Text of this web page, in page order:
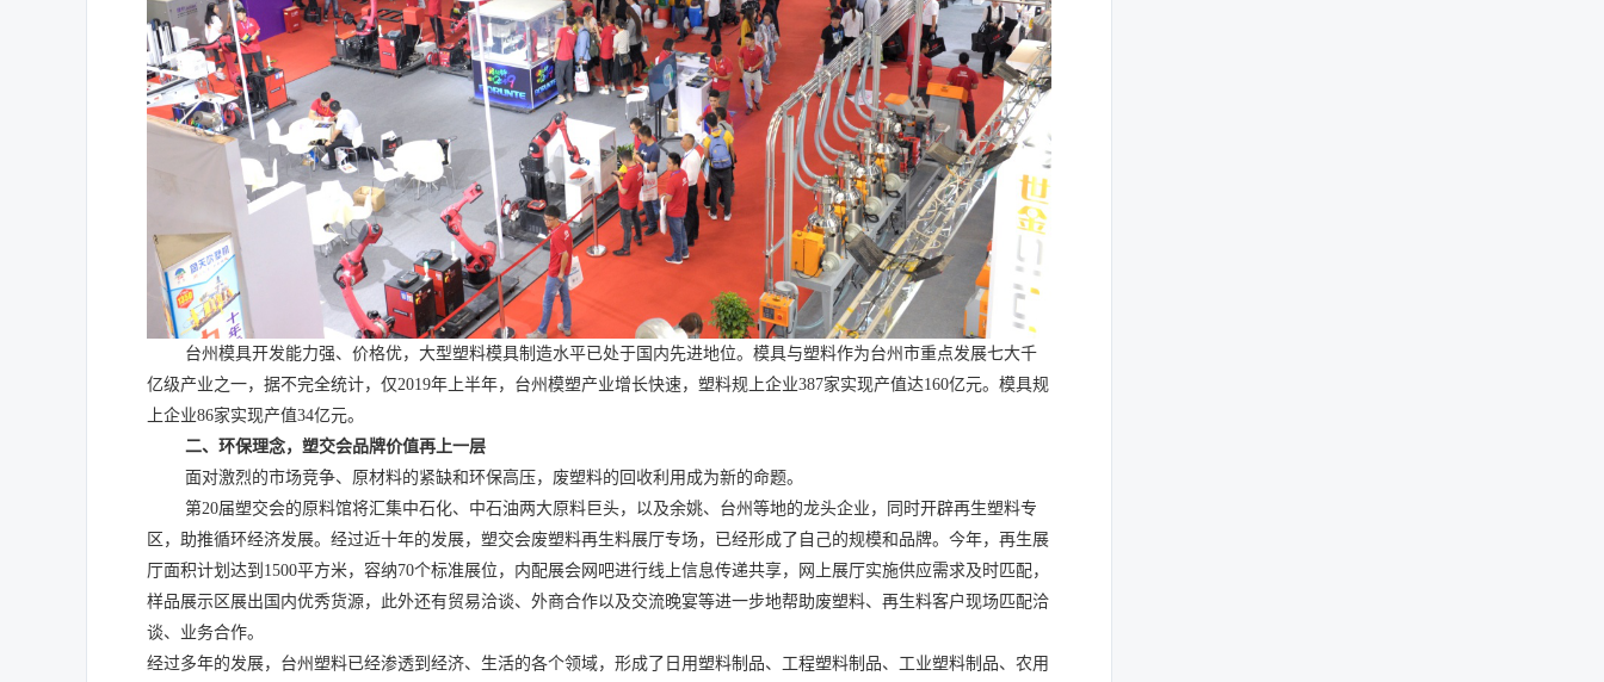
台州模具开发能力强、价格优，大型塑料模具制造水平已处于国内先进地位。模具与塑料作为台州市重点发展七大千
亿级产业之一，据不完全统计，仅2019年上半年，台州模塑产业增长快速，塑料规上企业387家实现产值达160亿元。模具规
上企业86家实现产值34亿元。
二、环保理念，塑交会品牌价值再上一层
面对激烈的市场竞争、原材料的紧缺和环保高压，废塑料的回收利用成为新的命题。
第20届塑交会的原料馆将汇集中石化、中石油两大原料巨头，以及余姚、台州等地的龙头企业，同时开辟再生塑料专
区，助推循环经济发展。经过近十年的发展，塑交会废塑料再生料展厅专场，已经形成了自己的规模和品牌。今年，再生展
厅面积计划达到 1500平方米，容纳70个标准展位，内配展会网吧进行线上信息传递共享，网上展厅实施供应需求及时匹配，
样品展示区展出国内优秀货源，此外还有贸易洽谈、外商合作以及交流晚宴等进一步地帮助废塑料、再生料客户现场匹配洽
谈、业务合作。
经过多年的发展，台州塑料已经渗透到经济、生活的各个领域，形成了日用塑料制品、工程塑料制品、工业塑料制品、农用